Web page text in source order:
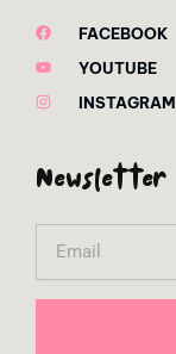
FACEBOOK
YOUTUBE
INSTAGRAM
Newsletter